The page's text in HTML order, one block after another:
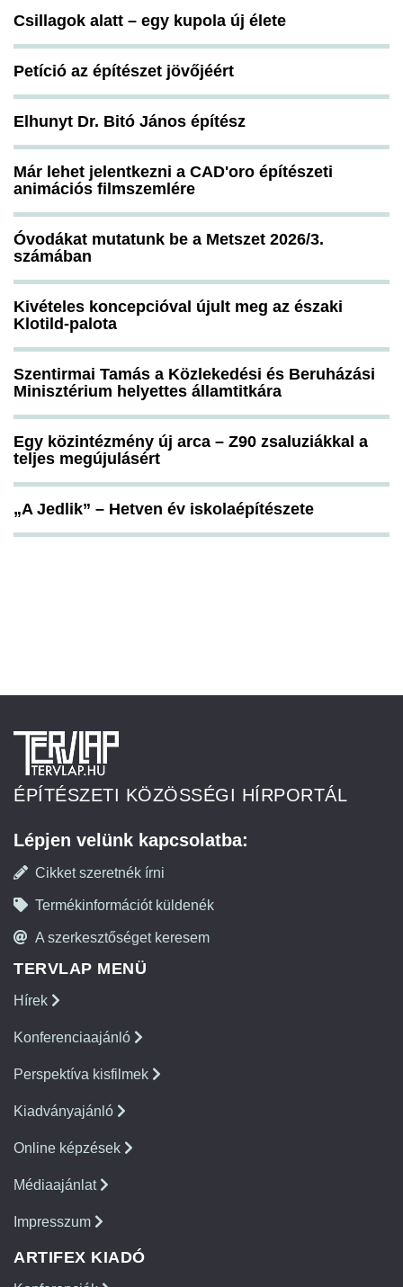
Csillagok alatt – egy kupola új élete
Petíció az építészet jövőjéért
Elhunyt Dr. Bitó János építész
Már lehet jelentkezni a CAD'oro építészeti
animációs filmszemlére
Óvodákat mutatunk be a Metszet 2026/3.
számában
Kivételes koncepcióval újult meg az északi
Klotild-palota
Szentirmai Tamás a Közlekedési és Beruházási
Minisztérium helyettes államtitkára
Egy közintézmény új arca – Z90 zsaluziákkal a
teljes megújulásért
„A Jedlik” – Hetven év iskolaépítészete
ÉPÍTÉSZETI KÖZÖSSÉGI HÍRPORTÁL
Lépjen velünk kapcsolatba:
Cikket szeretnék írni
Termékinformációt küldenék
A szerkesztőséget keresem
TERVLAP MENÜ
Hírek
Konferenciaajánló
Perspektíva kisfilmek
Kiadványajánló
Online képzések
Médiaajánlat
Impresszum
ARTIFEX KIADÓ